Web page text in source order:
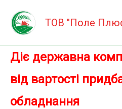
вмісту
ТОВ "Поле
Діє державна
від вартості
обладнання